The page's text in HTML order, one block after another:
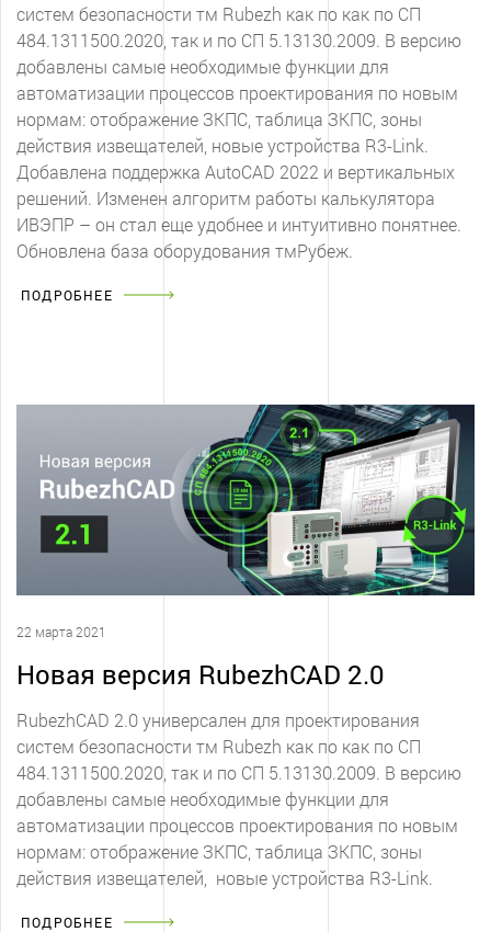
систем безопасности тм Rubezh как по как по СП
484.1311500.2020, так и по СП 5.13130.2009. В версию
добавлены самые необходимые функции для
автоматизации процессов проектирования по новым
нормам: отображение ЗКПС, таблица ЗКПС, зоны
действия извещателей, новые устройства R3-Link.
Добавлена поддержка AutoCAD 2022 и вертикальных
решений. Изменен алгоритм работы калькулятора
ИВЭПР – он стал еще удобнее и интуитивно понятнее.
Обновлена база оборудования тмРубеж.
ПОДРОБНЕЕ
22 марта 2021
Новая версия RubezhCAD 2.0
RubezhCAD 2.0 универсален для проектирования
систем безопасности тм Rubezh как по как по СП
484.1311500.2020, так и по СП 5.13130.2009. В версию
добавлены самые необходимые функции для
автоматизации процессов проектирования по новым
нормам: отображение ЗКПС, таблица ЗКПС, зоны
действия извещателей, новые устройства R3-Link.
ПОДРОБНЕЕ